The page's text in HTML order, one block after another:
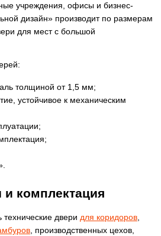
учреждения, офисы и бизнес-
дизайн» производит по размерам
для мест с большой
толщиной от 1,5 мм;
устойчивое к механическим
и комплектация
двери для коридоров
, производственных цехов,